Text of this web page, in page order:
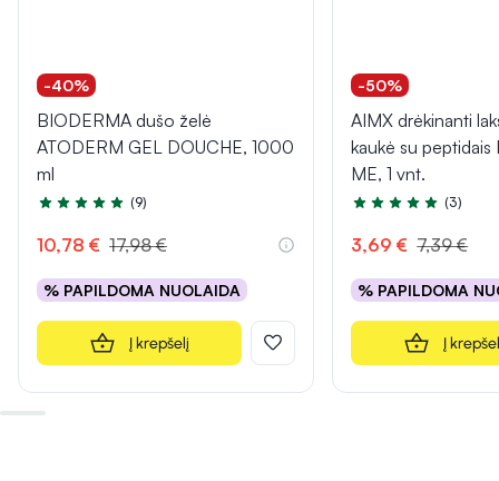
-40%
BIODERMA dušo želė
ATODERM GEL DOUCHE, 1000
ml
Įvertinimas 4.8 iš 5
(9)
10,78 € 17,98 €
% PAPILDOMA NUOLAIDA
Į krepšelį
-50%
AIMX drėkinanti
kaukė su peptidais
ME, 1 vnt.
Įvertinimas 5.0 iš 5
(3)
3,69 € 7,39 €
% PAPILDOMA
Į